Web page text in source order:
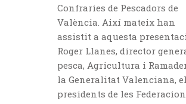
Confraries de Pescadors de
València. Així mateix han
assistit a aquesta
Roger Llanes, director
pesca, Agricultura i
la Generalitat Valenciana,
presidents de les